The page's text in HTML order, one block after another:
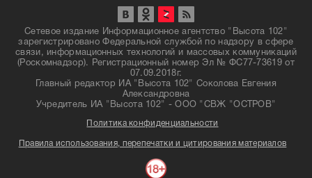
Сетевое издание Информационное агентство "Высота 102"
зарегистрировано Федеральной службой по надзору в сфере
связи, информационных технологий и массовых коммуникаций
(Роскомнадзор). Регистрационный номер Эл № ФС77-73619 от
07.09.2018г.
Главный редактор ИА "Высота 102" Соколова Евгения
Александровна
Учредитель ИА "Высота 102" - ООО "СВЖ "ОСТРОВ"
Политика конфиденциальности
Правила использования, перепечатки и цитирования материалов